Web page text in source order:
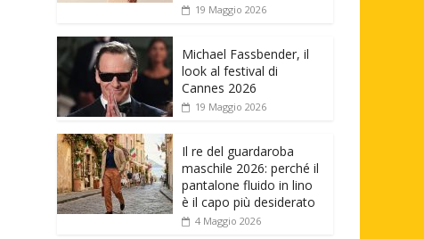
19 Maggio 2026
Michael Fassbender, il
look al festival di
Cannes 2026
19 Maggio 2026
Il re del guardaroba
maschile 2026: perché il
pantalone fluido in lino
è il capo più desiderato
4 Maggio 2026